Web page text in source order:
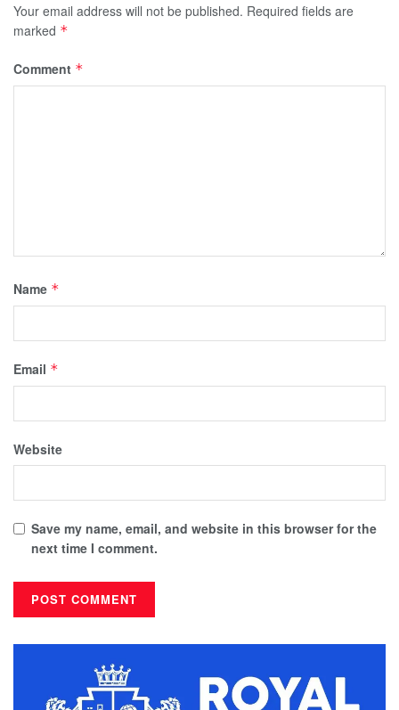
Your email address will not be published. Required fields are
marked *
Comment *
Name *
Email *
Website
Save my name, email, and website in this browser for the
next time I comment.